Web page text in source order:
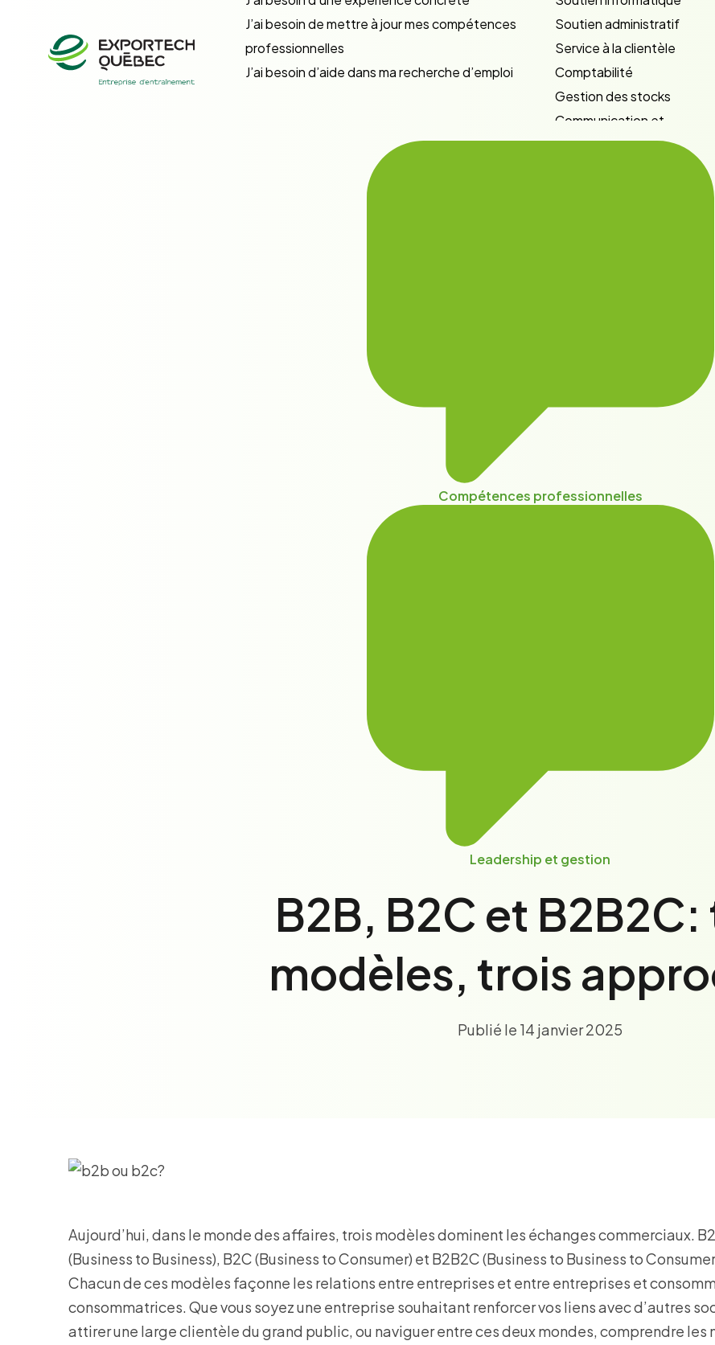
J’ai besoin de mettre à jour mes compétences
professionnelles
J’ai besoin d’aide dans ma recherche d’emploi
Soutien administratif
Service à la clientèle
Comptabilité
Gestion des stocks
Communication et
marketing
Compétences professionnelles
Leadership et gestion
B2B, B2C et
modèles, trois
Publié le 14 janvier 2025
Aujourd’hui, dans le monde des affaires, trois modèles dominent les échanges commerciaux.
(Business to Business), B2C (Business to Consumer) et B2B2C (Business to Business to
Chacun de ces modèles façonne les relations entre entreprises et entre entreprises et
consommatrices. Que vous soyez une entreprise souhaitant renforcer vos liens avec d’autres
attirer une large clientèle du grand public, ou naviguer entre ces deux mondes, comprendre les